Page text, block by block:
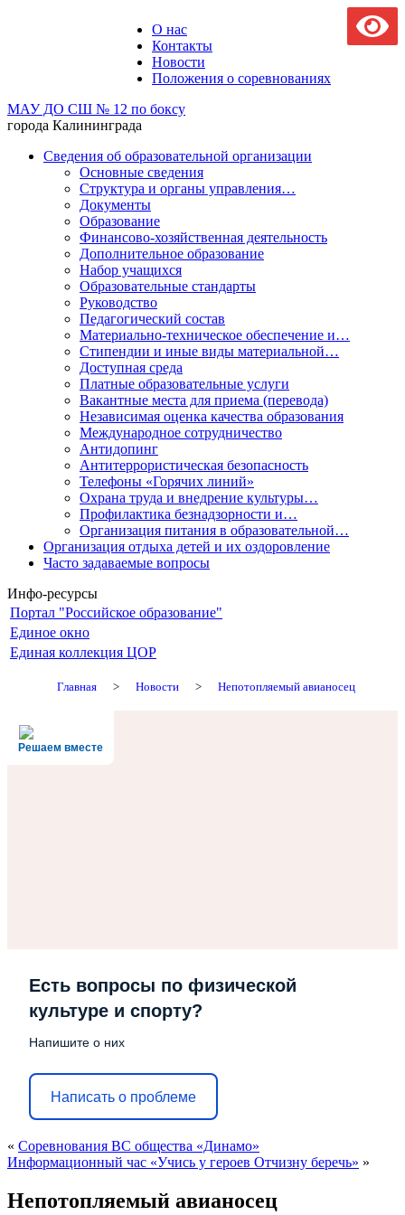
О нас
Контакты
Новости
Положения о соревнованиях
МАУ ДО СШ № 12 по боксу
города Калининграда
Сведения об образовательной организации
Основные сведения
Структура и органы управления…
Документы
Образование
Финансово-хозяйственная деятельность
Дополнительное образование
Набор учащихся
Образовательные стандарты
Руководство
Педагогический состав
Материально-техническое обеспечение и…
Стипендии и иные виды материальной…
Доступная среда
Платные образовательные услуги
Вакантные места для приема (перевода)
Независимая оценка качества образования
Международное сотрудничество
Антидопинг
Антитеррористическая безопасность
Телефоны «Горячих линий»
Охрана труда и внедрение культуры…
Профилактика безнадзорности и…
Организация питания в образовательной…
Организация отдыха детей и их оздоровление
Часто задаваемые вопросы
Инфо-ресурсы
Портал "Российское образование"
Единое окно
Единая коллекция ЦОР
Главная > Новости > Непотопляемый авианосец
Решаем вместе
Есть вопросы по физической
культуре и спорту?
Напишите о них
Написать о проблеме
« Соревнования ВС общества «Динамо»
Информационный час «Учись у героев Отчизну беречь» »
Непотопляемый авианосец